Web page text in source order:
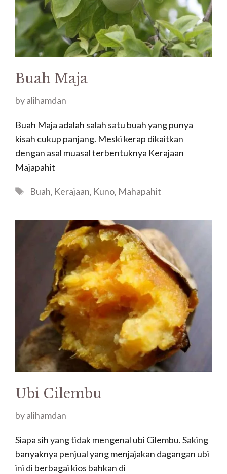
Buah Maja
byalihamdan
Buah Maja adalah salah satu buah yang punya
kisah cukup panjang. Meski kerap dikaitkan
dengan asal muasal terbentuknya Kerajaan
Majapahit
Tags
Buah, Kerajaan, Kuno, Mahapahit
Ubi Cilembu
byalihamdan
Siapa sih yang tidak mengenal ubi Cilembu. Saking
banyaknya penjual yang menjajakan dagangan ubi
ini di berbagai kios bahkan di